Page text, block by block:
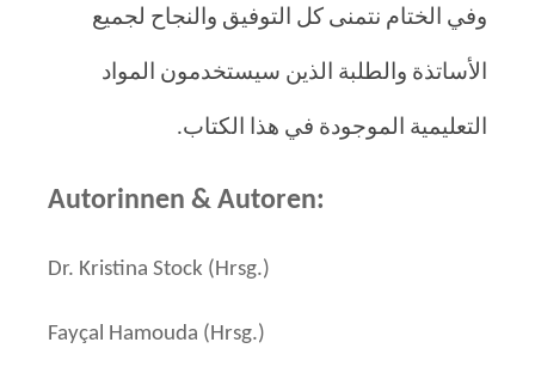
وفي الختام نتمنى كل التوفيق والنجاح لجميع
الأساتذة والطلبة الذين سيستخدمون المواد
التعليمية الموجودة في هذا الكتاب.
Autorinnen & Autoren:
Dr. Kristina Stock (Hrsg.)
Fayçal Hamouda (Hrsg.)